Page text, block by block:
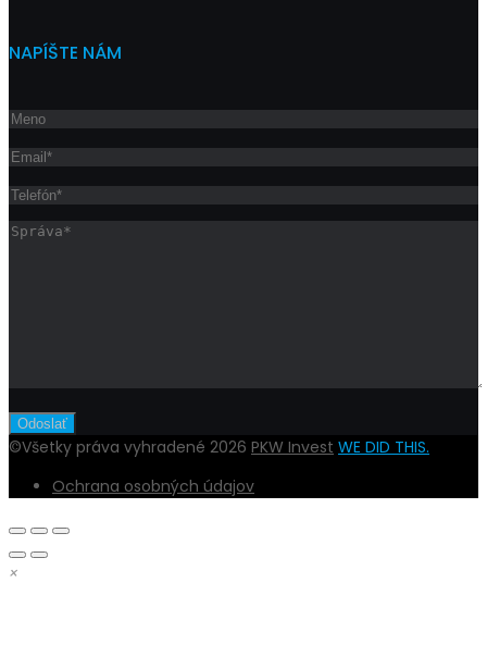
NAPÍŠTE NÁM
©Všetky práva vyhradené 2026 PKW Invest WE DID THIS.
Ochrana osobných údajov
×